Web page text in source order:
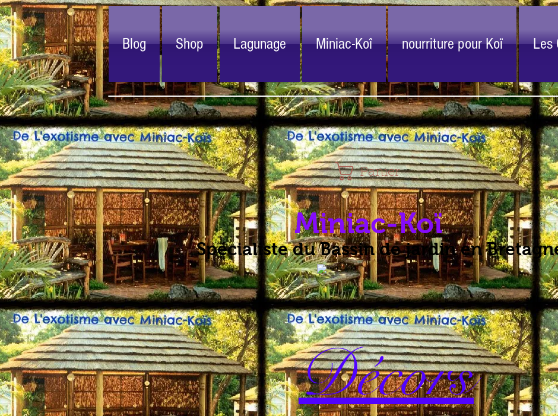
Les
nourriture pour Koï
Miniac-Koî
Lagunage
Shop
Blog
Panier
Miniac-Koï
Spécialiste du Bassin de jardin en
Décors